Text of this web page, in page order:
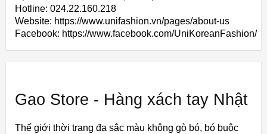
Hotline: 024.22.160.218
Website: https://www.unifashion.vn/pages/about-us
Facebook: https://www.facebook.com/UniKoreanFashion/
Gao Store - Hàng xách tay Nhật
Thế giới thời trang đa sắc màu không gò bó, bó buộc